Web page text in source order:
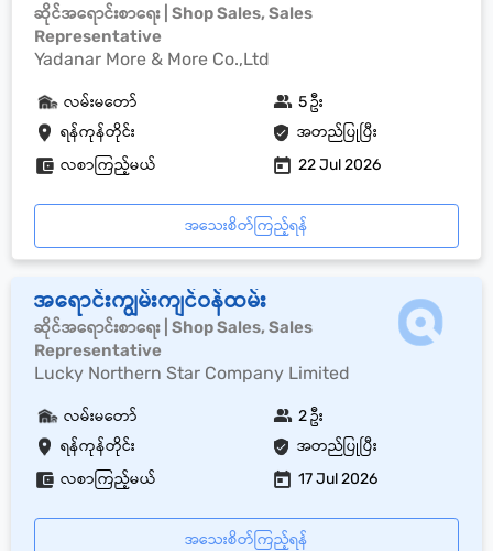
ဆိုင်အရောင်းစာရေး | Shop Sales, Sales
Representative
Yadanar More & More Co.,Ltd
ရန်ကုန်တိုင်း အတည်ပြုပြီး
လမ်းမတော် 5 ဦး
လစာကြည့်မယ် 22 Jul 2026
အသေးစိတ်ကြည့်ရန်
အရောင်းကျွမ်းကျင်ဝန်ထမ်း
ဆိုင်အရောင်းစာရေး | Shop Sales, Sales
Representative
Lucky Northern Star Company Limited
ရန်ကုန်တိုင်း အတည်ပြုပြီး
လမ်းမတော် 2 ဦး
လစာကြည့်မယ် 17 Jul 2026
အသေးစိတ်ကြည့်ရန်